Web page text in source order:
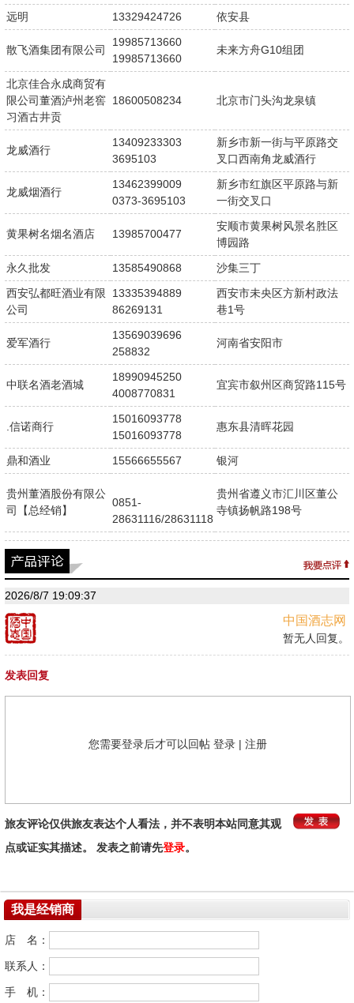
远明
13329424726 依安县
散飞酒集团有限公司
19985713660
19985713660
未来方舟G10组团
北京佳合永成商贸有
限公司董酒泸州老窖
习酒古井贡
18600508234 北京市门头沟龙泉镇
龙威酒行
13409233303
3695103
新乡市新一街与平原路交
叉口西南角龙威酒行
龙威烟酒行
13462399009
0373-3695103
新乡市红旗区平原路与新
一街交叉口
黄果树名烟名酒店 13985700477
安顺市黄果树风景名胜区
博园路
永久批发
13585490868
沙集三丁
西安弘都旺酒业有限
公司
13335394889
86269131
西安市未央区方新村政法
巷1号
爱军酒行
13569039696
258832
河南省安阳市
中联名酒老酒城
18990945250
4008770831
宜宾市叙州区商贸路115号
.信诺商行
15016093778
15016093778
惠东县清晖花园
鼎和酒业 15566655567 银河
贵州董酒股份有限公
司【总经销】
0851-
28631116/28631118
贵州省遵义市汇川区董公
寺镇扬帆路198号
2026/8/7 19:09:37
中国酒志网
暂无人回复。
发表回复
您需要登录后才可以回帖 登录 | 注册
旅友评论仅供旅友表达个人看法，并不表明本站同意其观
点或证实其描述。 发表之前请先登录。
我是经销商
店 名：
联系人：
手 机：